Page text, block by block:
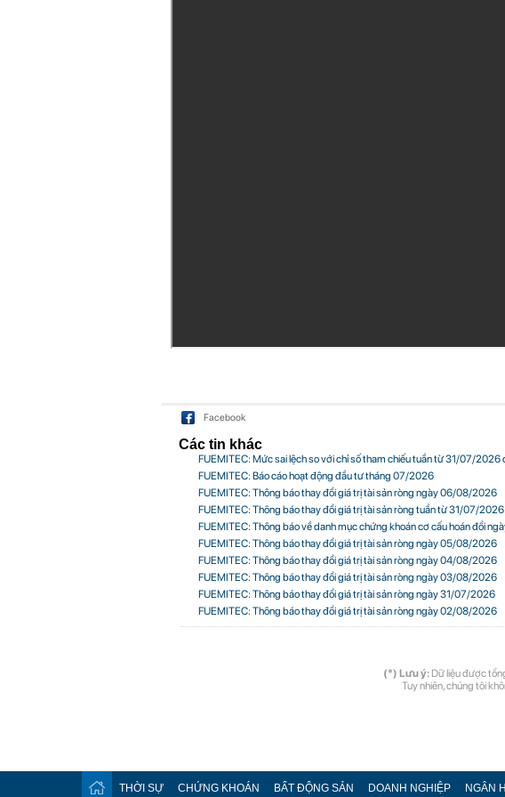
Facebook
Các tin khác
FUEMITEC: Mức sai lệch so với chỉ số tham chiếu tuần từ 31/07/
FUEMITEC: Báo cáo hoạt động đầu tư tháng 07/2026
FUEMITEC: Thông báo thay đổi giá trị tài sản ròng ngày 06/08/2026
FUEMITEC: Thông báo thay đổi giá trị tài sản ròng tuần từ 31/07/
FUEMITEC: Thông báo về danh mục chứng khoán cơ cấu hoán đổi
FUEMITEC: Thông báo thay đổi giá trị tài sản ròng ngày 05/08/2026
FUEMITEC: Thông báo thay đổi giá trị tài sản ròng ngày 04/08/2026
FUEMITEC: Thông báo thay đổi giá trị tài sản ròng ngày 03/08/2026
FUEMITEC: Thông báo thay đổi giá trị tài sản ròng ngày 31/07/2026
FUEMITEC: Thông báo thay đổi giá trị tài sản ròng ngày 02/08/2026
(*) Lưu ý: Dữ liệu được
Tuy nhiên, chúng tôi
THỜI SỰ CHỨNG KHOÁN BẤT ĐỘNG SẢN DOANH NGHIỆP NGÂN